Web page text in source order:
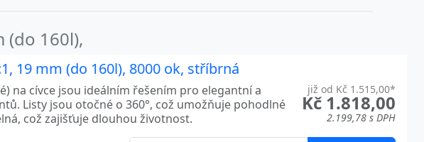
(do 160l),
19 mm (do 160l), 8000 ok, stříbrná
již od Kč 1.515,00*
Kč 1.818,00
2.199,78 s DPH
na cívce jsou ideálním řešením pro elegantní a
Listy jsou otočné o 360°, což umožňuje pohodlné
což zajišťuje dlouhou životnost.